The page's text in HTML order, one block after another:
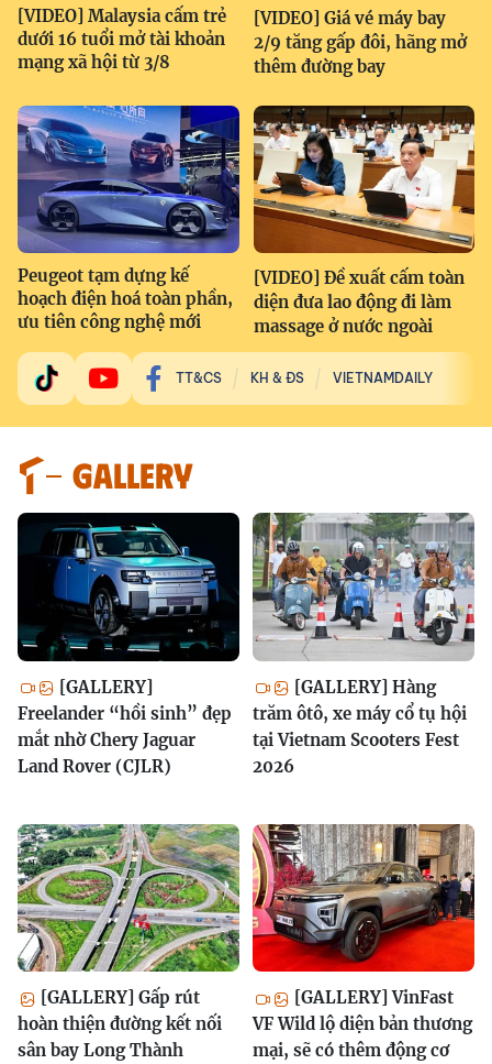
[VIDEO] Malaysia cấm trẻ
dưới 16 tuổi mở tài khoản
mạng xã hội từ 3/8
[VIDEO] Giá vé máy bay
2/9 tăng gấp đôi, hãng mở
thêm đường bay
Peugeot tạm dựng kế
hoạch điện hoá toàn phần,
ưu tiên công nghệ mới
[VIDEO] Đề xuất cấm toàn
diện đưa lao động đi làm
massage ở nước ngoài
TT&CS KH & ĐS VIETNAMDAILY
GALLERY
[GALLERY]
Freelander “hồi sinh” đẹp
mắt nhờ Chery Jaguar
Land Rover (CJLR)
[GALLERY] Hàng
trăm ôtô, xe máy cổ tụ hội
tại Vietnam Scooters Fest
2026
[GALLERY] Gấp rút
hoàn thiện đường kết nối
sân bay Long Thành
[GALLERY] VinFast
VF Wild lộ diện bản thương
mại, sẽ có thêm động cơ